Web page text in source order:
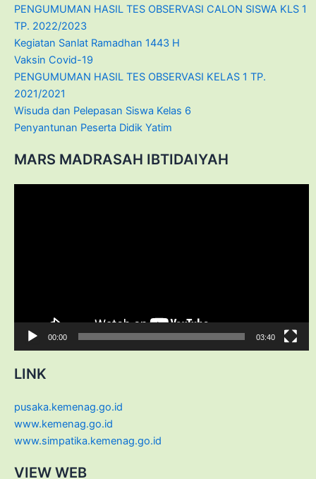
PENGUMUMAN HASIL TES OBSERVASI CALON SISWA KLS 1
TP. 2022/2023
Kegiatan Sanlat Ramadhan 1443 H
Vaksin Covid-19
PENGUMUMAN HASIL TES OBSERVASI KELAS 1 TP.
2021/2021
Wisuda dan Pelepasan Siswa Kelas 6
Penyantunan Peserta Didik Yatim
MARS MADRASAH IBTIDAIYAH
00:00 03:40
LINK
pusaka.kemenag.go.id
www.kemenag.go.id
www.simpatika.kemenag.go.id
VIEW WEB